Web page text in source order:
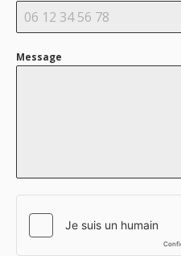
Message